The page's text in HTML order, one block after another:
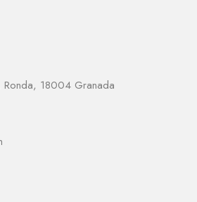
Ronda, 18004 Granada